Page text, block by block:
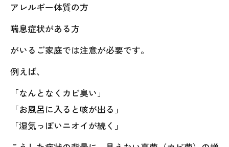
アレルギー体質の方
喘息症状がある方
がいるご家庭では注意が必要です。
例えば、
「なんとなくカビ臭い」
「お風呂に入ると咳が出る」
「湿気っぽいニオイが続く」